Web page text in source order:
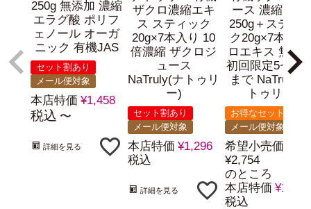
250g 無添加 濃縮
エラグ酸 ポリフ
ェノール オーガ
ニック 有機JAS
セット割あり
メール便対象
本店特価 ¥1,458
税込 〜
詳細を見る
ザクロ濃縮エキ
ス スティック
20g×7本入り 10
倍濃縮 ザクロジ
ュース
NaTruly(ナトゥリ
ー)
セット割あり
メール便対象
本店特価 ¥1,296
税込
詳細を見る
ース 濃縮 10倍
250g＋スティ
ク20g×7本 ザ
ロエキス 無添
初回限定5セッ
まで NaTruly
トゥリー
お得なセット
メール便対象
希望小売価格
¥2,754
のところ
本店特価 ¥1,998
税込